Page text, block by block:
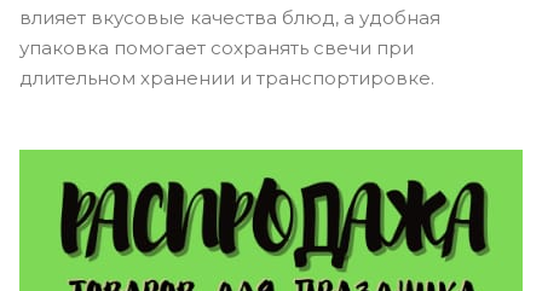
влияет вкусовые качества блюд, а удобная
упаковка помогает сохранять свечи при
длительном хранении и транспортировке.